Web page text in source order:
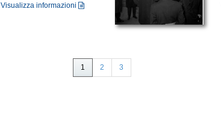
Visualizza informazioni
1 2 3